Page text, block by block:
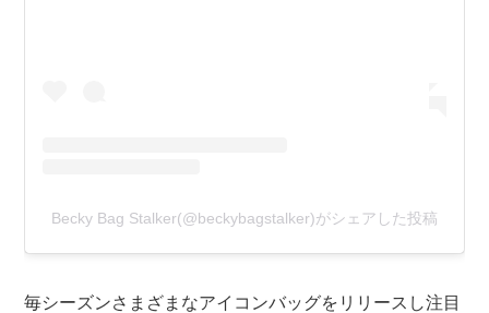
Becky Bag Stalker(@beckybagstalker)がシェアした投稿
毎シーズンさまざまなアイコンバッグをリリースし注目